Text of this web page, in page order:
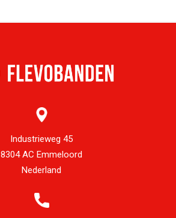
Industrieweg 45
8304 AC Emmeloord
Nederland